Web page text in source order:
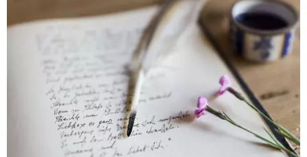
BAMBINO